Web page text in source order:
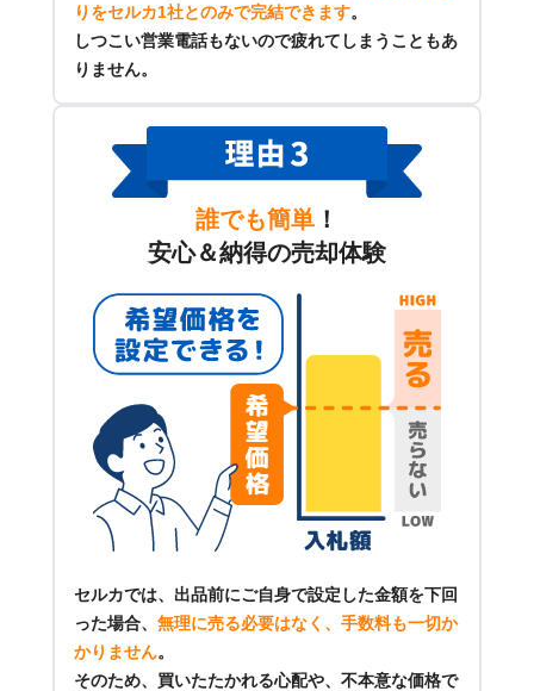
りをセルカ1社とのみで完結できます。
しつこい営業電話もないので疲れてしまうこともあ
りません。
誰でも簡単 ！
安心＆納得の売却体験
セルカでは、出品前にご自身で設定した金額を下回
った場合、 無理に売る必要はなく、手数料も一切か
かりません。
そのため、買いたたかれる心配や、不本意な価格で